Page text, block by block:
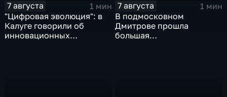
7 августа
1 мин
"Цифровая эволюция": в
Калуге говорили об
инновационных
7 августа
1 мин
В подмосковном
Дмитрове прошла
большая